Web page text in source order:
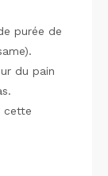
purée de
du pain
cette